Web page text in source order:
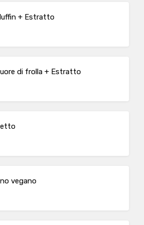
+ Estratto
di frolla + Estratto
vegano